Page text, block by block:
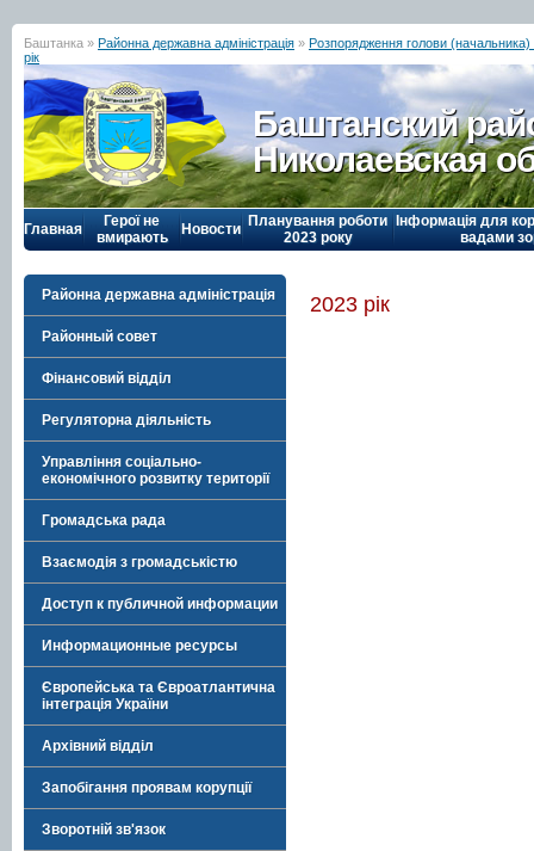
Баштанка » Районна державна адміністрація » Розпорядження голови (начальника)
рік
Баштанский
Николаевская
Главная
Герої не
вмирають
Новости Планування роботи
2023 року
Інформація для
вадами
Районна державна адміністрація
Районный совет
Фінансовий відділ
Регуляторна діяльність
Управління соціально-
економічного розвитку території
Громадська рада
Взаємодія з громадськістю
Доступ к публичной информации
Информационные ресурсы
Європейська та Євроатлантична
інтеграція України
Архівний відділ
Запобігання проявам корупції
Зворотній зв'язок
2023 рік